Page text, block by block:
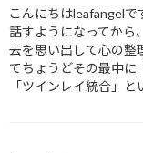
こんにちはleafangelで
話すようになってから
去を思い出して心の整
てちょうどその最中に
「ツインレイ統合」